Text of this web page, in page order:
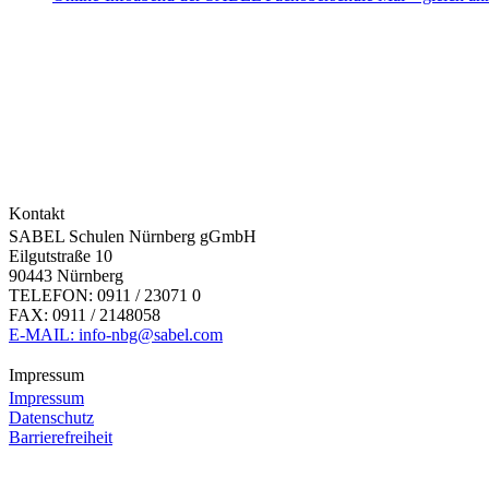
Kontakt
SABEL Schulen Nürnberg gGmbH
Eilgutstraße 10
90443 Nürnberg
TELEFON: 0911 / 23071 0
FAX: 0911 / 2148058
E-MAIL: info-nbg@sabel.com
Impressum
Impressum
Datenschutz
Barrierefreiheit